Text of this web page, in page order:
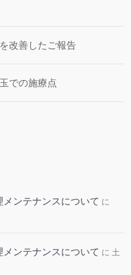
改善したご報告
での施療点
ンテナンスについて に
ンテナンスについて に 土